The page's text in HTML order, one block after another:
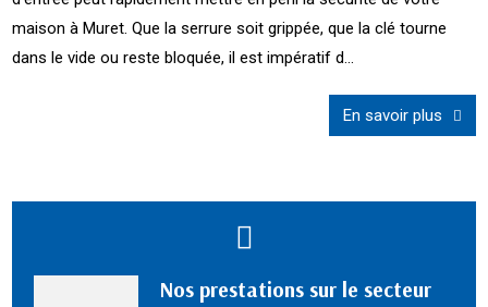
maison à Muret. Que la serrure soit grippée, que la clé tourne
dans le vide ou reste bloquée, il est impératif d...
En savoir plus
Nos prestations sur le secteur